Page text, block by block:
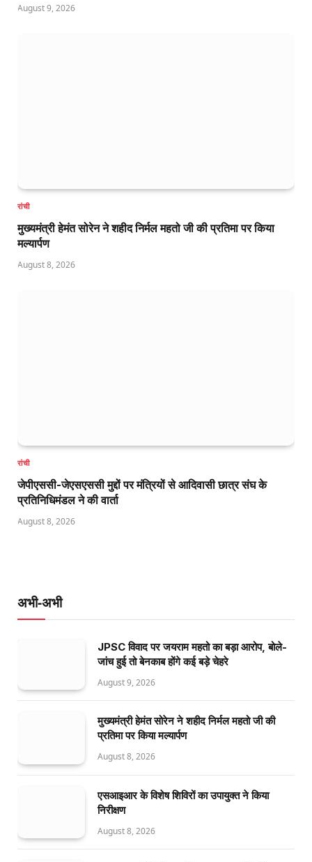
August 9, 2026
रांची
मुख्यमंत्री हेमंत सोरेन ने शहीद निर्मल महतो जी की प्रतिमा पर किया
मल्यार्पण
August 8, 2026
रांची
जेपीएससी-जेएसएससी मुद्दों पर मंत्रियों से आदिवासी छात्र संघ के
प्रतिनिधिमंडल ने की वार्ता
August 8, 2026
अभी-अभी
JPSC विवाद पर जयराम महतो का बड़ा आरोप, बोले-
जांच हुई तो बेनकाब होंगे कई बड़े चेहरे
August 9, 2026
मुख्यमंत्री हेमंत सोरेन ने शहीद निर्मल महतो जी की
प्रतिमा पर किया मल्यार्पण
August 8, 2026
एसआइआर के विशेष शिविरों का उपायुक्त ने किया
निरीक्षण
August 8, 2026